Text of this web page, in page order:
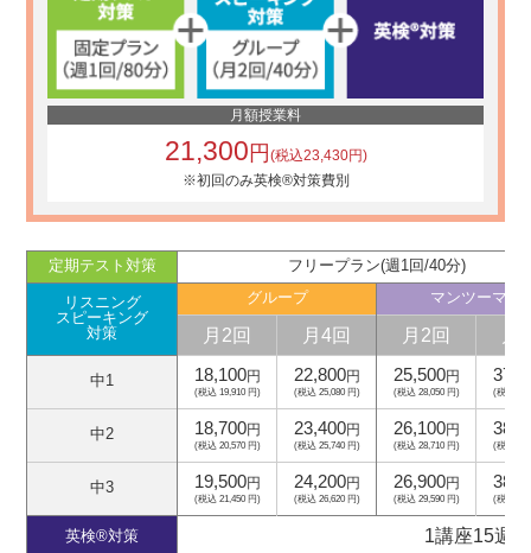
月額授業料
21,300円(税込23,430円)
※初回のみ英検®対策費別
定期テスト対策 フリープラン(週1回/40分)
リスニング
スピーキング
対策
グループ マンツーマン
月2回 月4回 月2回
中1 18,100円
(税込 19,910 円)
22,800円
(税込 25,080 円)
25,500円
(税込 28,050 円) (税込
中2 18,700円
(税込 20,570 円)
23,400円
(税込 25,740 円)
26,100円
(税込 28,710 円) (税込
中3 19,500円
(税込 21,450 円)
24,200円
(税込 26,620 円)
26,900円
(税込 29,590 円) (税込
英検®対策 1講座15週